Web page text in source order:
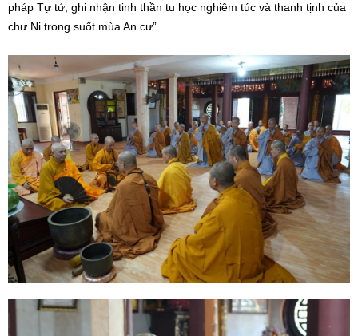
pháp Tự tứ, ghi nhận tinh thần tu học nghiêm túc và thanh tịnh của
chư Ni trong suốt mùa An cư”.